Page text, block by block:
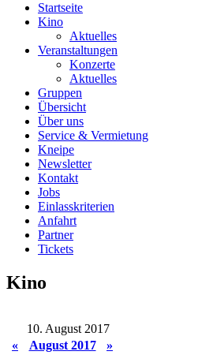
Startseite
Kino
Aktuelles
Veranstaltungen
Konzerte
Aktuelles
Gruppen
Übersicht
Über uns
Service & Vermietung
Kneipe
Newsletter
Kontakt
Jobs
Einlasskriterien
Anfahrt
Partner
Tickets
Kino
10. August 2017
«
August 2017
»